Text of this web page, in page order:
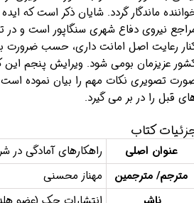
ماندگار گردد. شایان ذکر است که
نیروی دفاع شهری سنگاپور است و
رعایت اصل امانت داری، حسب ضرورت
عزیزمان بومی شود. ویرایش پنجم این
تصویری نکات مهم را بیان نموده
قبل را در بر می گیرد.
کتاب
عنوان اصلی
راهکارهای آمادگی در
مترجم/ مترجمین
مهناز محسنی